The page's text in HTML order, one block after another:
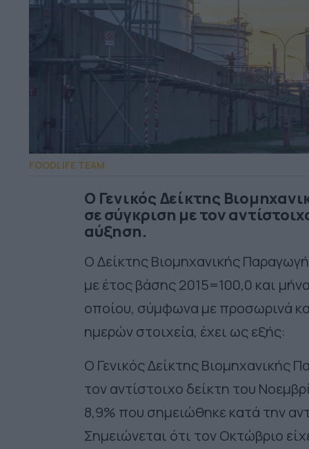
FOODLIFE TEAM
Ο Γενικός Δείκτης
σε σύγκριση με τον
αύξηση.
Ο Δείκτης Βιομηχανικής
με έτος βάσης 2015=100,0 και
οποίου, σύμφωνα με προσωρινά
ημερών στοιχεία, έχει ως εξής:
Ο Γενικός Δείκτης Βιομηχανικής
τον αντίστοιχο δείκτη του
8,9% που σημειώθηκε κατά την
Σημειώνεται ότι τον Οκτώβριο